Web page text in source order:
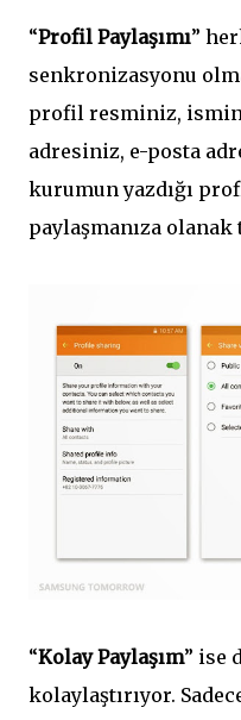
“Profil Paylaşımı”
senkronizasyonu
profil resminiz,
adresiniz, e-posta
kurumun yazdığı
paylaşmanıza olanak
“Kolay Paylaşım” ise
kolaylaştırıyor.